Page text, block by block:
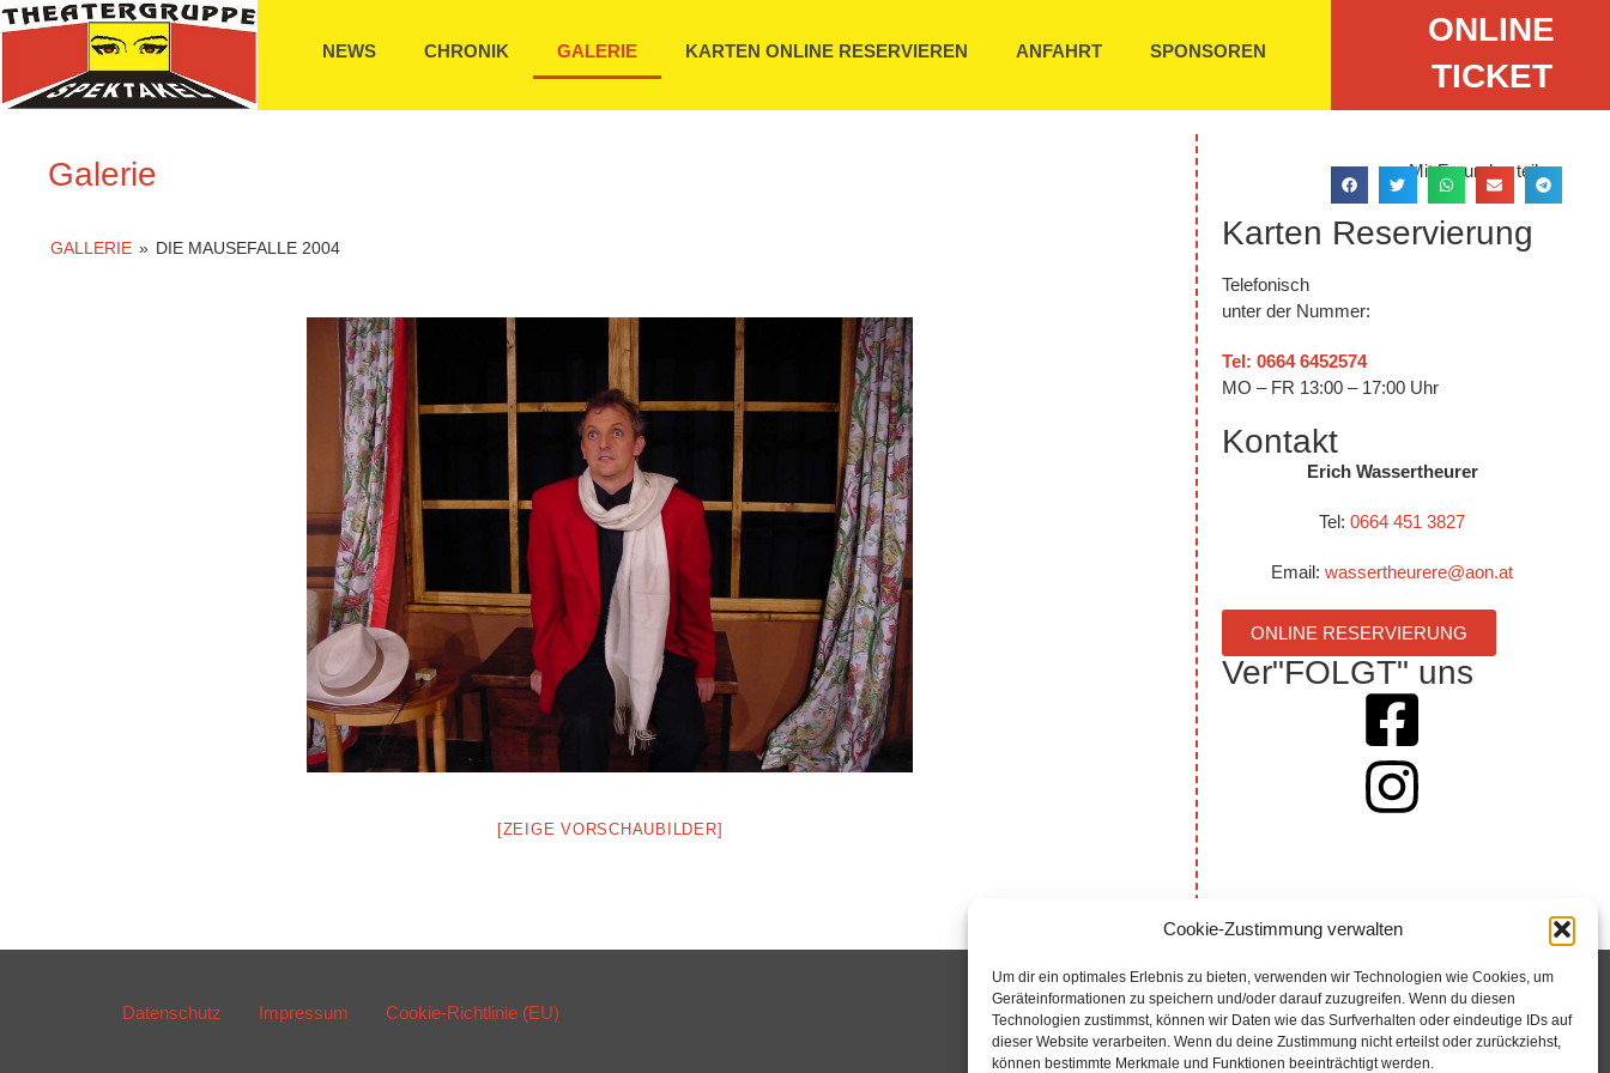
Cookie-Zustimmung verwalten
Um dir ein optimales Erlebnis zu bieten, verwenden wir Technologien wie Cookies, um
Geräteinformationen zu speichern und/oder darauf zuzugreifen. Wenn du diesen
Technologien zustimmst, können wir Daten wie das Surfverhalten oder eindeutige IDs auf
dieser Website verarbeiten. Wenn du deine Zustimmung nicht erteilst oder zurückziehst,
können bestimmte Merkmale und Funktionen beeinträchtigt werden.
NEWS CHRONIK GALERIE KARTEN ONLINE RESERVIEREN ANFAHRT SPONSOREN
ONLINE
TICKET
Galerie
GALLERIE » DIE MAUSEFALLE 2004
[ZEIGE VORSCHAUBILDER]
Mit Freunden teilen:
Karten Reservierung
Telefonisch
unter der Nummer:
Tel: 0664 6452574
MO – FR 13:00 – 17:00 Uhr
Kontakt
Erich Wassertheurer
Tel: 0664 451 3827
Email: wassertheurere@aon.at
ONLINE RESERVIERUNG
Ver"FOLGT" uns
Datenschutz Impressum Cookie-Richtlinie (EU)